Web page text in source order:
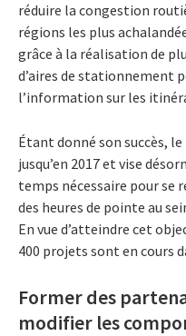
réduire la congestion
régions les plus
grâce à la réalisation de
d’aires de stationnement
l’information sur les
Étant donné son succès,
jusqu’en 2017 et vise
temps nécessaire pour se
des heures de pointe au
En vue d’atteindre cet
400 projets sont en cours
Former des
modifier les